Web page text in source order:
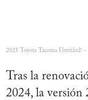
2025 Toyota Tacoma Unveiled!
Tras la
2024, la versión